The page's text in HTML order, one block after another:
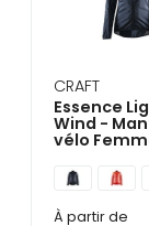
CRAFT
Essence
Wind -
vélo
À partir de